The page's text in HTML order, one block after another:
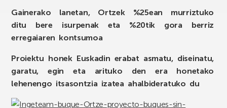
Gainerako lanetan, Ortzek %25ean murriztuko
ditu bere isurpenak eta %20tik gora berriz
erregaiaren kontsumoa
Proiektu honek Euskadin erabat asmatu, diseinatu,
garatu, egin eta arituko den era honetako
lehenengo itsasontzia izatea ahalbideratuko du